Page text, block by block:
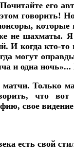
его
говорить!
не шахматы.
И когда кто-
могут
и одна
Только
что
свое
есть свой